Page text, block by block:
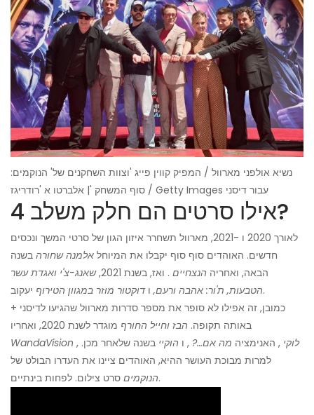
נשיא אולפני מארוול / המפיק קווין פייג 'וצוות השחקנים של' הנוקמים:
סוף המשחק '| אלברטו א 'רודריגז / Getty Images עבור דיסני
אילו סרטים הם חלק משלב 4?
לאורך 2020 ו -2021, מארוול תשחרר איזון הגון של סרטי המשך ונכסים
חדשים. האוהדים סוף סוף יקבלו את המיוחל אלמנה שחורה בשנה
הבאה, ואחריה הנצחיים . ואז, בשנת 2021,
שאנג-צ'י ואגדת עשר
הטבעות, ת'ור: אהבה ורעם,ודוקטור מוזר במגוון הטירוף
יעקוב.
כמובן, זה אפילו לא סופר את מספר סדרות מארוול שהגיעו לדיסני +
באותה תקופה. הבז וחייל החורף מוגדר לשנת 2020, ואחריו
WandaVision , לוקי , האנימציה מה אם…? , ו הוקיי בשנה שלאחר מכן.
למרות מבוכת העושר ההיא, האוהדים ציינו את העדרו הבולט של
הנוקמיםסרט צילום. לפחות בינתיים.